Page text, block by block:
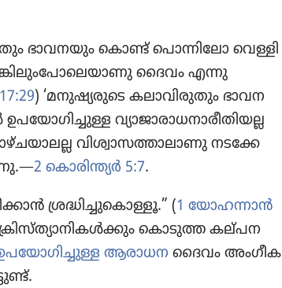
ഭാവന​യും കൊണ്ട്‌ പൊന്നി​ലോ വെള്ളി​
ദൈവം എന്നു
) ‘മനുഷ്യ​രു​ടെ കലാവി​രു​തും ഭാവന​
വ്യാജാ​രാ​ധ​നാ​രീ​തി​യല്ല
വിശ്വാ​സ​ത്താ​ലാ​ണു നടക്കേ​
2 കൊരി​ന്ത്യർ 5:7.
ശ്രദ്ധി​ച്ചു​കൊ​ള്ളൂ.” (1 യോഹ​ന്നാൻ
കൊടുത്ത കല്‌പ​ന​
ആരാധന ദൈവം അംഗീ​ക​